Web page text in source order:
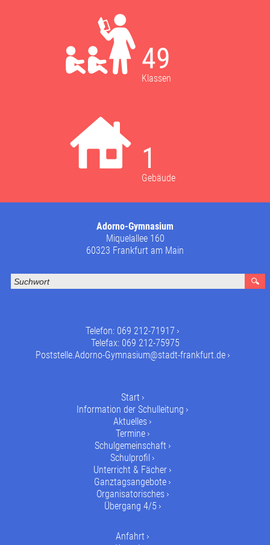
49
Klassen
1
Gebäude
Adorno-Gymnasium
Miquelallee 160
60323 Frankfurt am Main
Telefon: 069 212-71917
Telefax: 069 212-75975
Poststelle.Adorno-Gymnasium@stadt-frankfurt.de
Start
Information der Schulleitung
Aktuelles
Termine
Schulgemeinschaft
Schulprofil
Unterricht & Fächer
Ganztagsangebote
Organisatorisches
Übergang 4/5
Anfahrt